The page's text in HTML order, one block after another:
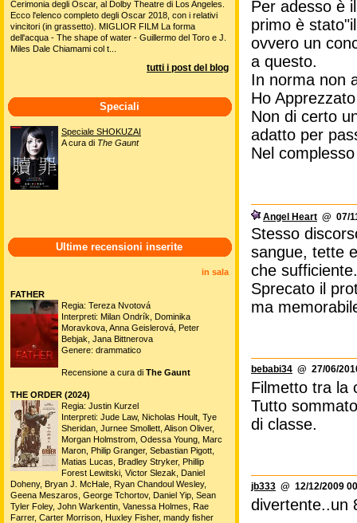
Per adesso è
primo è
ovvero un
a questo.
In norma non
Ho
Non di certo
adatto per
Nel
Angel Heart @ 07/
Stesso
sangue, tette
che sufficiente.
Sprecato il
ma
bebabi34 @ 27/06/
Filmetto tra la
Tutto
di classe.
jb333 @ 12/12/2009
divertente..un
Cerimonia degli Oscar, al Dolby Theatre di Los Angeles.
Ecco l'elenco completo degli Oscar 2018, con i relativi
vincitori (in grassetto). MIGLIOR FILM La forma
dell'acqua - The shape of water - Guillermo del Toro e J.
Miles Dale Chiamami col t...
tutti i post del blog
Speciali
Speciale SHOKUZAI
A cura di The Gaunt
Ultime recensioni inserite
in sala
FATHER
Regia: Tereza Nvotová
Interpreti: Milan Ondrík, Dominika
Moravkova, Anna Geislerová, Peter
Bebjak, Jana Bittnerova
Genere: drammatico
Recensione a cura di The Gaunt
THE ORDER (2024)
Regia: Justin Kurzel
Interpreti: Jude Law, Nicholas Hoult, Tye
Sheridan, Jurnee Smollett, Alison Oliver,
Morgan Holmstrom, Odessa Young, Marc
Maron, Philip Granger, Sebastian Pigott,
Matias Lucas, Bradley Stryker, Phillip
Forest Lewitski, Victor Slezak, Daniel
Doheny, Bryan J. McHale, Ryan Chandoul Wesley,
Geena Meszaros, George Tchortov, Daniel Yip, Sean
Tyler Foley, John Warkentin, Vanessa Holmes, Rae
Farrer, Carter Morrison, Huxley Fisher, mandy fisher